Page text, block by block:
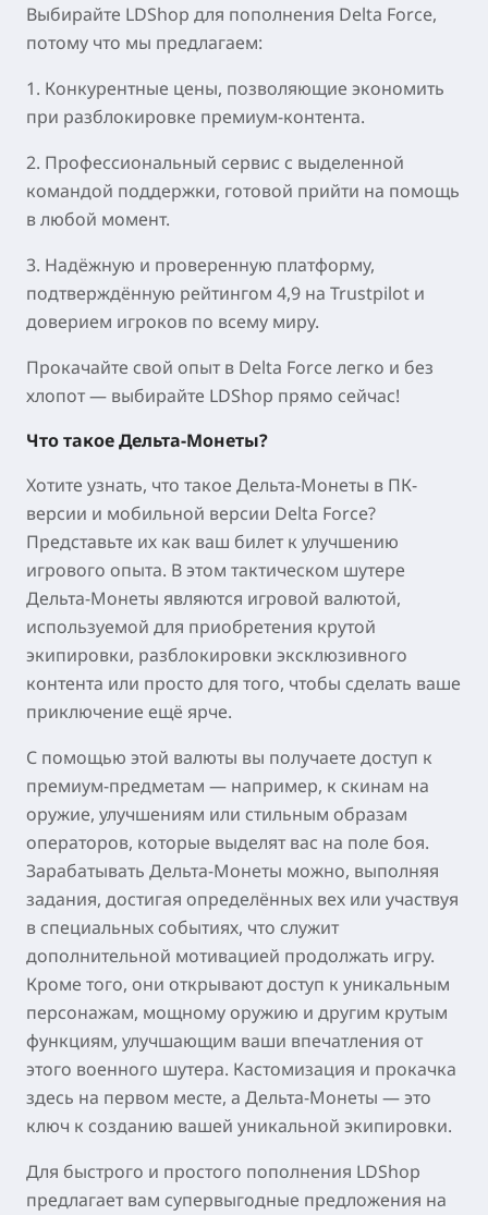
Выбирайте LDShop для пополнения Delta Force,
потому что мы предлагаем:
1. Конкурентные цены, позволяющие экономить
при разблокировке премиум-контента.
2. Профессиональный сервис с выделенной
командой поддержки, готовой прийти на помощь
в любой момент.
3. Надёжную и проверенную платформу,
подтверждённую рейтингом 4,9 на Trustpilot и
доверием игроков по всему миру.
Прокачайте свой опыт в Delta Force легко и без
хлопот — выбирайте LDShop прямо сейчас!
Что такое Дельта-Монеты?
Хотите узнать, что такое Дельта-Монеты в ПК-
версии и мобильной версии Delta Force?
Представьте их как ваш билет к улучшению
игрового опыта. В этом тактическом шутере
Дельта-Монеты являются игровой валютой,
используемой для приобретения крутой
экипировки, разблокировки эксклюзивного
контента или просто для того, чтобы сделать ваше
приключение ещё ярче.
С помощью этой валюты вы получаете доступ к
премиум-предметам — например, к скинам на
оружие, улучшениям или стильным образам
операторов, которые выделят вас на поле боя.
Зарабатывать Дельта-Монеты можно, выполняя
задания, достигая определённых вех или участвуя
в специальных событиях, что служит
дополнительной мотивацией продолжать игру.
Кроме того, они открывают доступ к уникальным
персонажам, мощному оружию и другим крутым
функциям, улучшающим ваши впечатления от
этого военного шутера. Кастомизация и прокачка
здесь на первом месте, а Дельта-Монеты — это
ключ к созданию вашей уникальной экипировки.
Для быстрого и простого пополнения LDShop
предлагает вам супервыгодные предложения на